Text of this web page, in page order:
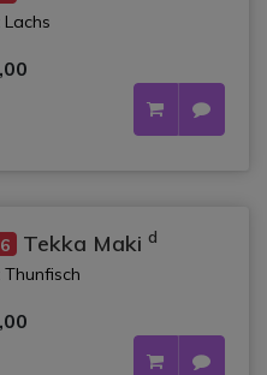
Tekka Maki d